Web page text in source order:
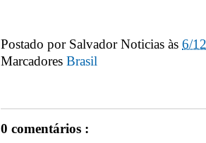
Postado por Salvador Noticias às 6/
Marcadores Brasil
0 comentários :